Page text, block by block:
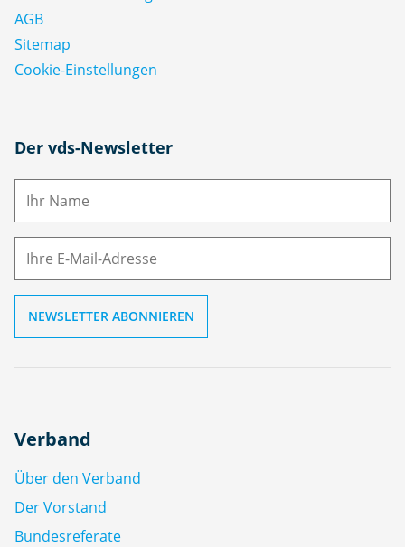
AGB
Sitemap
Cookie-Einstellungen
Der vds-Newsletter
N
M
Verband
Über den Verband
Der Vorstand
Bundesreferate